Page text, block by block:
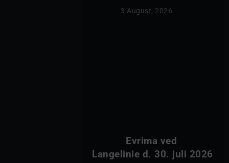
                3 August, 2026